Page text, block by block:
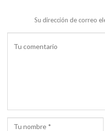
Su dirección de correo